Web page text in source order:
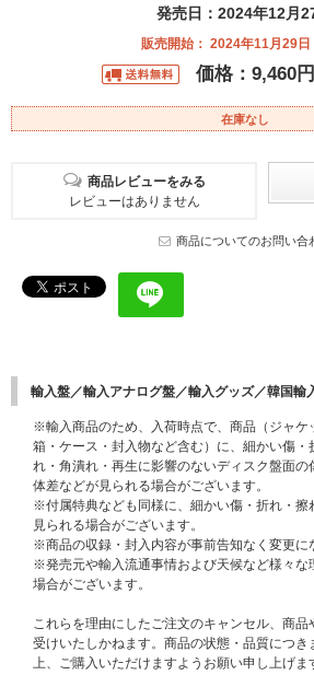
発売日：2024年12月
販売開始： 2024年11月29
価格：9,460円
在庫なし
商品レビューをみる
レビューはありません
商品についてのお問い合
輸入盤／輸入アナログ盤／輸入グッズ／韓国輸
※輸入商品のため、入荷時点で、商品（ジャケ
箱・ケース・封入物など含む）に、細かい傷
れ・角潰れ・再生に影響のないディスク盤面
体差などが見られる場合がございます。
※付属特典なども同様に、細かい傷・折れ・擦
見られる場合がございます。
※商品の収録・封入内容が事前告知なく変更に
※発売元や輸入流通事情および天候など様々な
場合がございます。
これらを理由にしたご注文のキャンセル、商
受けいたしかねます。商品の状態・品質につ
上、ご購入いただけますようお願い申し上げま